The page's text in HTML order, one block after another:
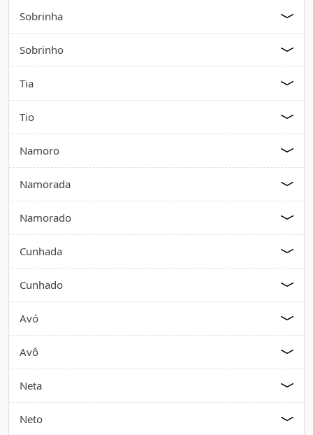
Sobrinha
Sobrinho
Tia
Tio
Namoro
Namorada
Namorado
Cunhada
Cunhado
Avó
Avô
Neta
Neto